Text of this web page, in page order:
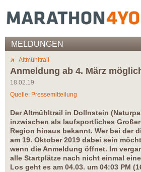
MELDUNGEN
Altmühltrail
Anmeldung ab 4. März
18.02.19
Quelle: Pressemitteilung
Der Altmühltrail in Dollnstein
inzwischen als laufsportliches
Region hinaus bekannt. Wer bei der
am 19. Oktober 2019 dabei sein
wenn die Anmeldung öffnet. Im
alle Startplätze nach nicht einmal
Los geht es am 04.03. um 04:03 PM